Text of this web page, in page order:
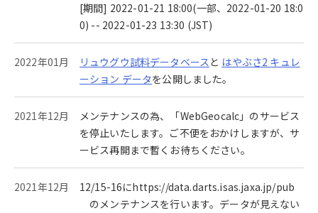
[期間] 2022-01-21 18:00(一部、2022-01-20 18:0
0) -- 2022-01-23 13:30 (JST)
2022年01月 リュウグウ試料データベースと はやぶさ2 キュレ
ーション データを公開しました。
2021年12月
メンテナンスの為、「WebGeocalc」のサービス
を停止いたします。ご不便をおかけしますが、サ
ービス再開まで暫くお待ちください。
2021年12月
12/15-16にhttps://data.darts.isas.jaxa.jp/pub
のメンテナンスを行います。データが見えない